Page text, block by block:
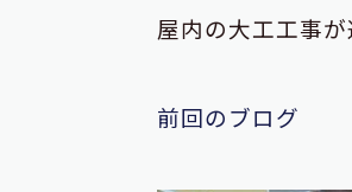
屋内の大工工事が
前回のブログ